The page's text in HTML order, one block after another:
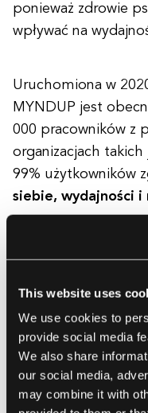
This website uses
We use cookies to
provide social media
We also share
our social media,
may combine it with
ponieważ zdrowie
wpływać na
Uruchomiona w
MYNDUP jest
000 pracowników z
organizacjach takich
99% użytkowników
siebie, wydajności i